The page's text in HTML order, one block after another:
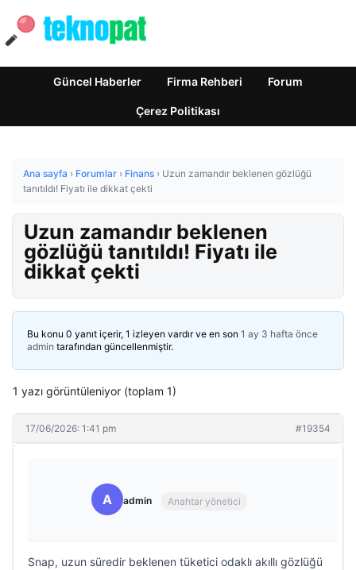
Güncel Haberler Firma Rehberi Forum
Çerez Politikası
Ana sayfa › Forumlar › Finans › Uzun zamandır beklenen gözlüğü
tanıtıldı! Fiyatı ile dikkat çekti
Uzun zamandır beklenen
gözlüğü tanıtıldı! Fiyatı ile
dikkat çekti
Bu konu 0 yanıt içerir, 1 izleyen vardır ve en son 1 ay 3 hafta önce
admin tarafından güncellenmiştir.
1 yazı görüntüleniyor (toplam 1)
17/06/2026: 1:41 pm #19354
A admin Anahtar yönetici
Snap, uzun süredir beklenen tüketici odaklı akıllı gözlüğü